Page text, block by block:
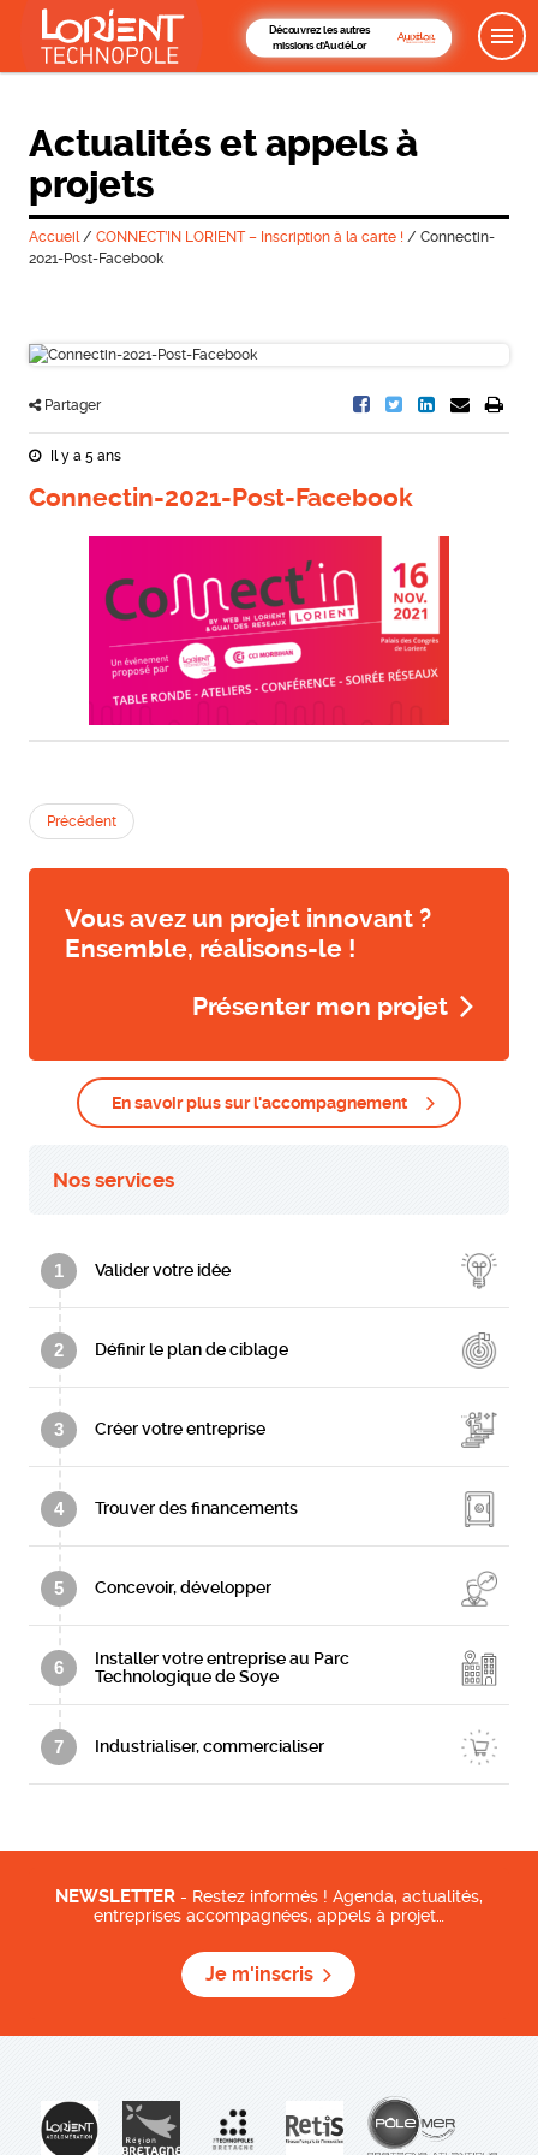
Découvrez les autres
missions d'AudéLor
Actualités et appels à
projets
Accueil/ CONNECT’IN LORIENT – Inscription à la carte ! / Connectin-
2021-Post-Facebook
Partager
Il y a 5 ans
Connectin-2021-Post-Facebook
Précédent
Vous avez un projet innovant ?
Ensemble, réalisons-le !
Présenter mon projet
En savoir plus sur l'accompagnement
Nos services
1 Valider votre idée
2 Définir le plan de ciblage
3 Créer votre entreprise
4 Trouver des financements
5 Concevoir, développer
6
Installer votre entreprise au Parc
Technologique de Soye
7 Industrialiser, commercialiser
NEWSLETTER - Restez informés ! Agenda, actualités,
entreprises accompagnées, appels à projet…
Je m'inscris